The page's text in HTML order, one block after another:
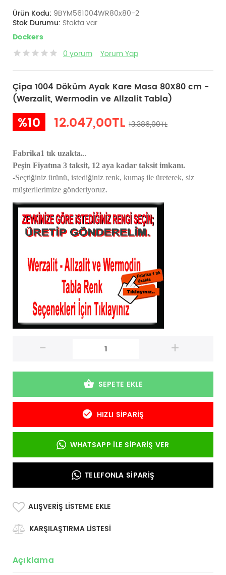
Ürün Kodu: 9BYM561004WR80x80-2
Stok Durumu: Stokta var
Dockers
0 yorum
Yorum Yap
Çipa 1004 Döküm Ayak Kare Masa 80X80 cm -
(Werzalit, Wermodin ve Allzalit Tabla)
%10 12.047,00TL 13.386,00TL
Fabrika1 tık uzakta...
Peşin Fiyatına 3 taksit, 12 aya kadar taksit imkanı.
-Seçtiğiniz ürünü, istediğiniz renk, kumaş ile üreterek, siz
müşterilerimize gönderiyoruz.
- +
SEPETE EKLE
HIZLI SIPARIŞ
WHATSAPP İLE SIPARIŞ VER
TELEFONLA SIPARIŞ
ALIŞVERIŞ LISTEME EKLE
KARŞILAŞTIRMA LISTESI
Açıklama